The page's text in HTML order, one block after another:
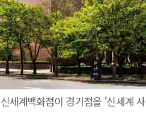
세계백화점이 경기점을 '신세계